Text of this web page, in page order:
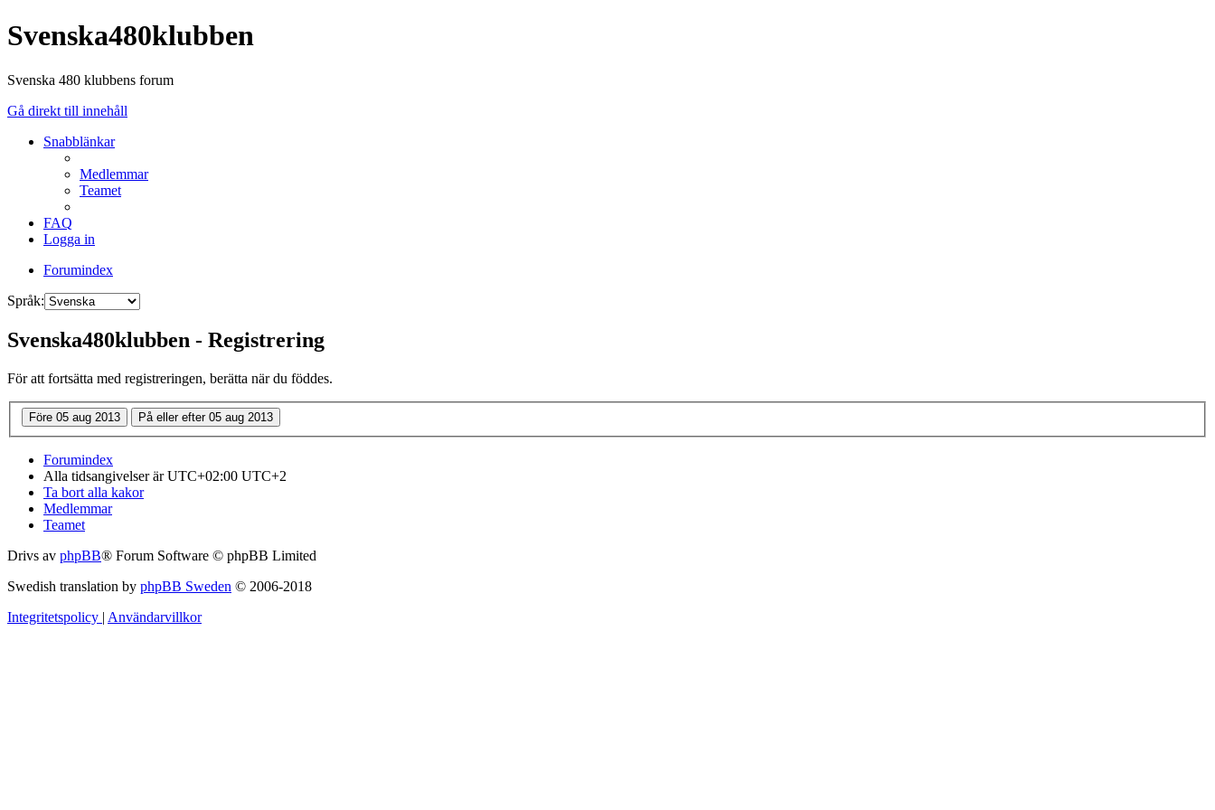
Svenska480klubben
Svenska 480 klubbens forum
Gå direkt till innehåll
Snabblänkar
Medlemmar
Teamet
FAQ
Logga in
Forumindex
Språk:
Svenska480klubben - Registrering
För att fortsätta med registreringen, berätta när du föddes.
Forumindex
Alla tidsangivelser är UTC+02:00 UTC+2
Ta bort alla kakor
Medlemmar
Teamet
Drivs av phpBB® Forum Software © phpBB Limited
Swedish translation by phpBB Sweden © 2006-2018
Integritetspolicy | Användarvillkor